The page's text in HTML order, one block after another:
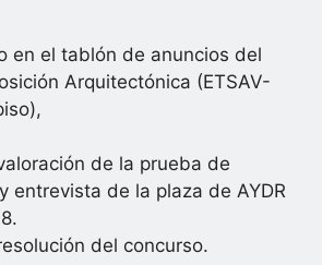
en el tablón de anuncios del
Arquitectónica (ETSAV-
de la prueba de
entrevista de la plaza de AYDR
del concurso.